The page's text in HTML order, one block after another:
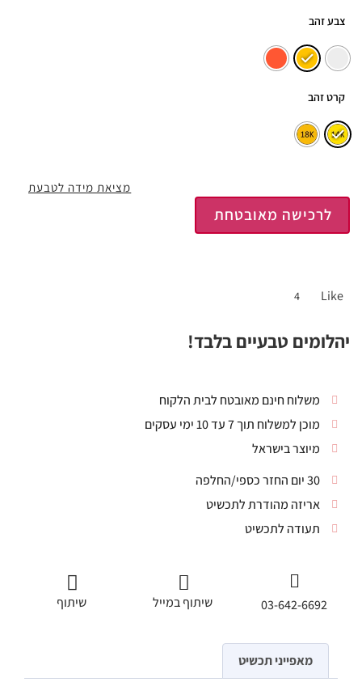
צבע זהב
קרט זהב
לרכישה מאובטחת
Like
4
מציאת מידה לטבעת
יהלומים טבעיים בלבד!
משלוח חינם מאובטח לבית הלקוח
מוכן למשלוח תוך 7 עד 10 ימי עסקים
מיוצר בישראל
30 יום החזר כספי/החלפה
אריזה מהודרת לתכשיט
תעודה לתכשיט
03-642-6692 שיתוף במייל שיתוף
מאפייני תכשיט